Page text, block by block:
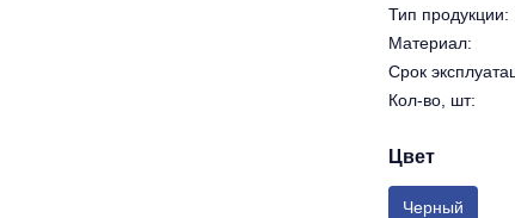
Тип продукции:
Материал:
Срок
Кол-во, шт:
Цвет
Черный